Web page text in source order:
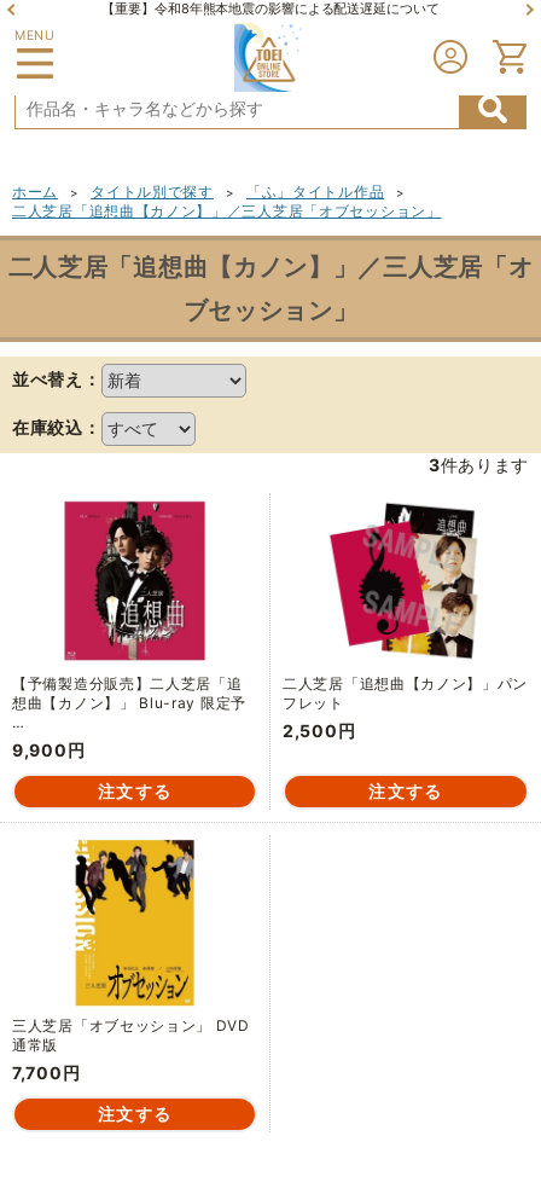
【重要】令和8年熊本地震の影響による配送遅延について
MENU
ホーム > タイトル別で探す > 「ふ」タイトル作品 >
二人芝居「追想曲【カノン】」／三人芝居「オブセッション」
二人芝居「追想曲【カノン】」／三人芝居「オ
ブセッション」
並べ替え：
在庫絞込：
3件あります
【予備製造分販売】二人芝居「追
想曲【カノン】」 Blu-ray 限定予
…
9,900円
二人芝居「追想曲【カノン】」パン
フレット
2,500円
三人芝居「オブセッション」 DVD
通常版
7,700円